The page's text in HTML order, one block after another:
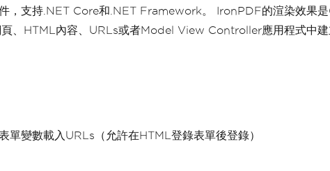
支持.NET Core和.NET Framework。 IronPDF的渲染效果是
HTML內容、URLs或者Model View Controller應用程式中建
單變數載入URLs（允許在HTML登錄表單後登錄）